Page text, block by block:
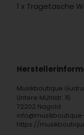
1 x Tragetasche
Musikboutique
Untere Mühlstr. 15
72202 Nagold
https://